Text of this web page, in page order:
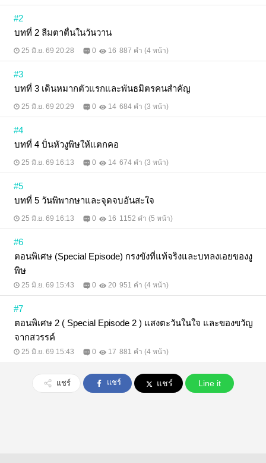
#2
บทที่ 2 ลืมตาตื่นในวันวาน
25 มิ.ย. 69 20:28 0 16 887 คำ (4 หน้า)
#3
บทที่ 3 เดินหมากตัวแรกและพันธมิตรคนสำคัญ
25 มิ.ย. 69 20:29 0 14 684 คำ (3 หน้า)
#4
บทที่ 4 ปั่นหัวงูพิษให้แตกคอ
25 มิ.ย. 69 16:13 0 14 674 คำ (3 หน้า)
#5
บทที่ 5 วันพิพากษาและจุดจบอันสะใจ
25 มิ.ย. 69 16:13 0 16 1152 คำ (5 หน้า)
#6
ตอนพิเศษ (Special Episode) กรงขังที่แท้จริงและบทลงเอยของงู
พิษ
25 มิ.ย. 69 15:43 0 20 951 คำ (4 หน้า)
#7
ตอนพิเศษ 2 ( Special Episode 2 ) แสงตะวันในใจ และของขวัญ
จากสวรรค์
25 มิ.ย. 69 15:43 0 17 881 คำ (4 หน้า)
แชร์ แชร์ แชร์ Line it